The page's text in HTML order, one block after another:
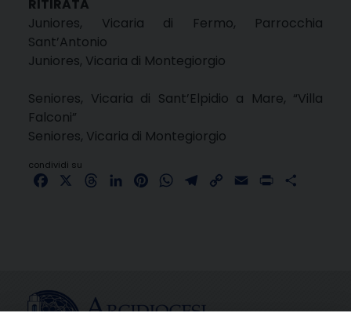
RITIRATA
Juniores, Vicaria di Fermo, Parrocchia
Sant’Antonio
Juniores, Vicaria di Montegiorgio
Seniores, Vicaria di Sant’Elpidio a Mare, “Villa
Falconi”
Seniores, Vicaria di Montegiorgio
condividi su
FacebookThreadsLinkedInPinterestWhatsApp
Telegram
Copy Email Print